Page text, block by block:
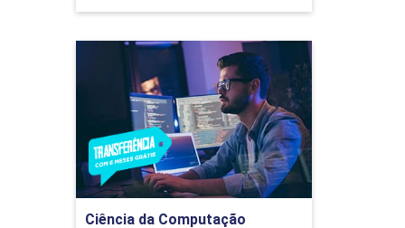
126
CIRCUITOS ELÉTRICOS I
LUIZ FERNANDO RIBEIRO DE PAIVA
MARCELO COSTA DIAS
Ciência da Computação
Ciência da Computação
Detalhes do curso
Ir para Inscrição